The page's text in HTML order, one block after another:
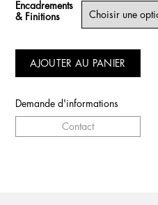
Encadrements
& Finitions
AJOUTER AU PANIER
Demande d'informations
Contact